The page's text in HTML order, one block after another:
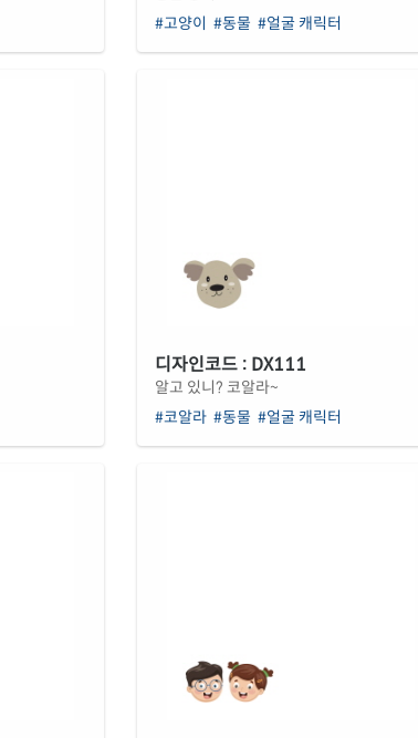
#고양이 #동물 #얼굴 캐릭터
디자인코드 : DX111
알고 있니? 코알라~
#코알라 #동물 #얼굴 캐릭터